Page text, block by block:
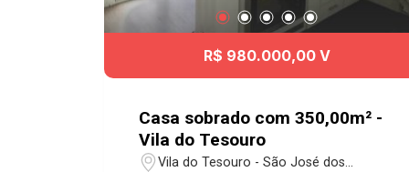
R$ 980.000,00 V
Casa sobrado com 350,00m² -
Vila do Tesouro
Vila do Tesouro - São José dos